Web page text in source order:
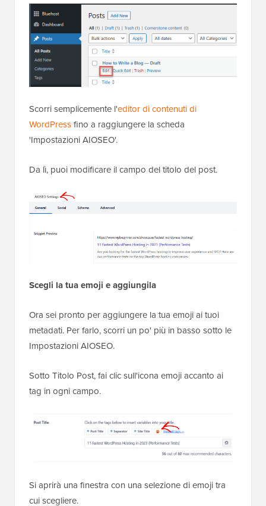
Scorri semplicemente l'editor di contenuti di
WordPressfino a raggiungere la scheda
'Impostazioni AIOSEO'.
Da lì, puoi modificare il campo del titolo del post.
Scegli la tua emoji e aggiungila
Ora sei pronto per aggiungere la tua emoji ai tuoi
metadati. Per farlo, scorri un po' più in basso sotto le
Impostazioni AIOSEO.
Sotto Titolo Post, fai clic sull'icona emoji accanto ai
tag in ogni campo.
Si aprirà una finestra con una selezione di emoji tra
cui scegliere.